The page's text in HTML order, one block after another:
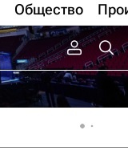
Общество